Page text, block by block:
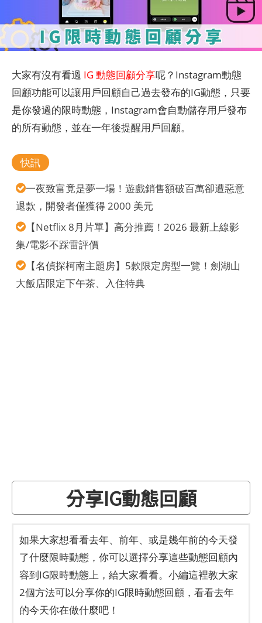
大家有沒有看過 IG 動態回顧分享呢？Instagram動態
回顧功能可以讓用戶回顧自己過去發布的IG動態，只要
是你發過的限時動態，Instagram會自動儲存用戶發布
的所有動態，並在一年後提醒用戶回顧。
快訊
一夜致富竟是夢一場！遊戲銷售額破百萬卻遭惡意
退款，開發者僅獲得 2000 美元
【Netflix 8月片單】高分推薦！2026 最新上線影
集/電影不踩雷評價
【名偵探柯南主題房】5款限定房型一覽！劍湖山
大飯店限定下午茶、入住特典
分享IG動態回顧
如果大家想看看去年、前年、或是幾年前的今天發
了什麼限時動態，你可以選擇分享這些動態回顧內
容到IG限時動態上，給大家看看。小編這裡教大家
2個方法可以分享你的IG限時動態回顧，看看去年
的今天你在做什麼吧！